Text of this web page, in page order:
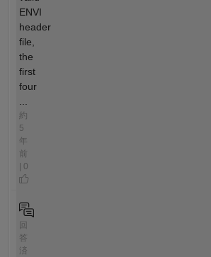
ENVI
header
file,
the
first
four
...
約
5
年
前
| 0
回
答
済